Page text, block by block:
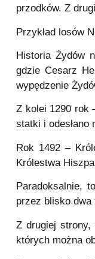
przodków. Z
Przykład losów
Historia Żydów
gdzie Cesarz
wypędzenie
Z kolei 1290 rok
statki i
Rok 1492 –
Królestwa
Paradoksalnie,
przez blisko dwa
Z drugiej strony,
których można